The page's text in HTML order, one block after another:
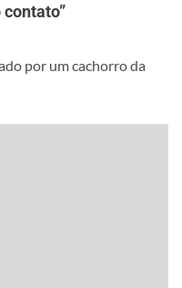
por um cachorro da